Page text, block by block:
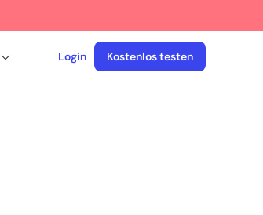
Login Kostenlos testen